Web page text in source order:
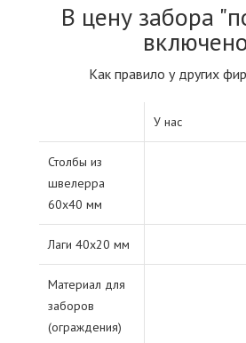
В цену забора
Как правило у других
У нас
Столбы из
швелерра
60х40 мм
Лаги 40х20 мм
Материал для
заборов
(ограждения)